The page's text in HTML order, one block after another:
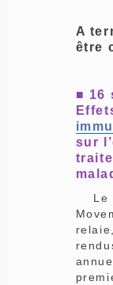
A
être
■ 16
sur
Le